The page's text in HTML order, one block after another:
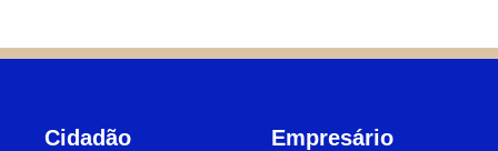
Cidadão Empresário